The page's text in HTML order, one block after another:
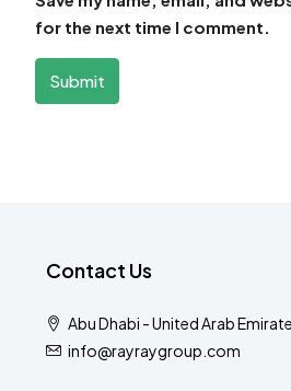
for the next time I comment.
Submit
Contact Us
Abu Dhabi - United Arab
info@rayraygroup.com